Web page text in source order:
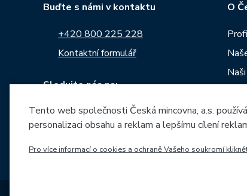
Buďte s námi v kontaktu
+420 800 225 228
Kontaktní formulář
Sledujte nás na:
O
Ke
Tento web společnosti Česká mincovna, a.s.
personalizaci obsahu a reklam a lepšímu cílení
Pro více informací o cookies a ochraně Vašeho soukromí